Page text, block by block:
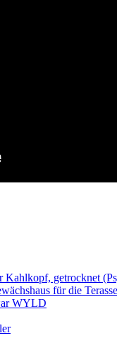
| Salifu Tobi: MDMA
Kahlkopf, getrocknet
für die Terasse
WYLD